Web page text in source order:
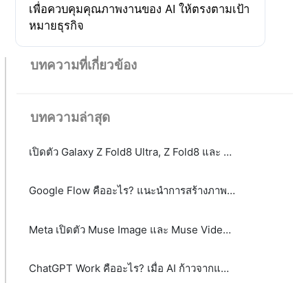
เพื่อควบคุมคุณภาพงานของ AI ให้ตรงตามเป้า
หมายธุรกิจ
บทความที่เกี่ยวข้อง
บทความล่าสุด
เปิดตัว Galaxy Z Fold8 Ultra, Z Fold8 และ Z Flip8: เมื่อสมาร์ตโฟนจอพับไม่ได้มีคำตอบเพียงรูปแบบเดียว
Google Flow คืออะไร? แนะนำการสร้างภาพและวิดีโอ AI ระดับมืออาชีพได้จากข้อความ
Meta เปิดตัว Muse Image และ Muse Video พลิกโฉม AI สร้างภาพและวิดีโอด้วย Agentic AI
ChatGPT Work คืออะไร? เมื่อ AI ก้าวจากแชตบอตสู่เพื่อนร่วมงาน